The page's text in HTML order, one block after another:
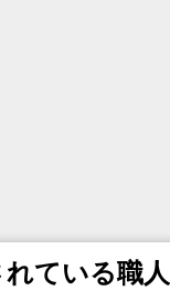
ている職人